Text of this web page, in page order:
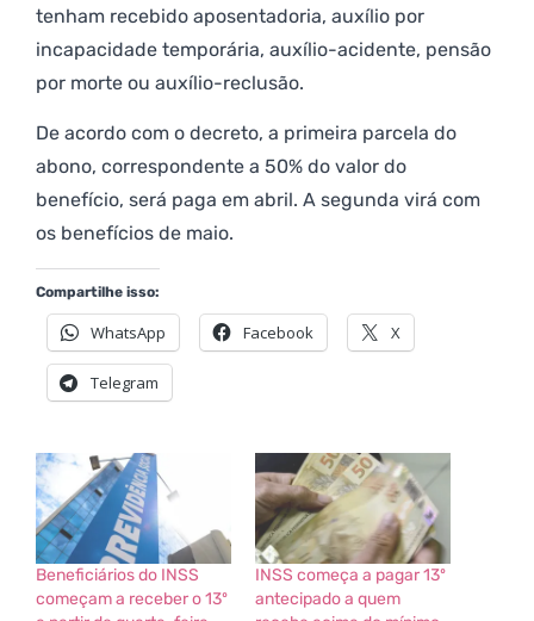
tenham recebido aposentadoria, auxílio por
incapacidade temporária, auxílio-acidente, pensão
por morte ou auxílio-reclusão.
De acordo com o decreto, a primeira parcela do
abono, correspondente a 50% do valor do
benefício, será paga em abril. A segunda virá com
os benefícios de maio.
Compartilhe isso:
WhatsApp Facebook X
Telegram
Beneficiários do INSS
começam a receber o 13º
INSS começa a pagar 13º
antecipado a quem